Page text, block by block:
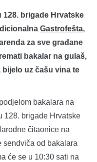
128. brigade Hrvatske
Gastrofešta,
za sve građane
bakalar na gulaš,
uz čašu vina te
bakalara na
128. brigade Hrvatske
čitaonice na
sendviča od bakalara
će se u 10:30 sati na